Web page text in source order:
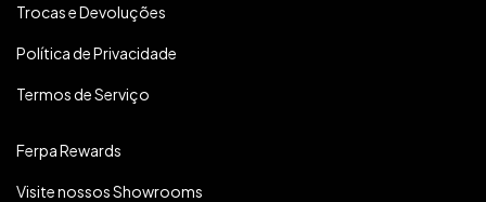
Trocas e Devoluções
Política de Privacidade
Termos de Serviço
Ferpa Rewards
Visite nossos Showrooms